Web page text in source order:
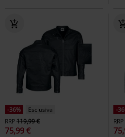
-36%
Esclusiva
RRP119,99 €
75,99 €
-
RRP